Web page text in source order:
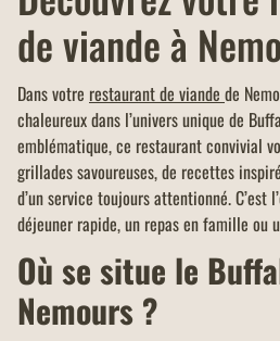
de viandeà
Dans votre restaurant de viande de
chaleureux dans l’univers unique de
emblématique, ce restaurant convivial
grillades savoureuses, de recettes
d’un service toujours attentionné. C’est
déjeuner rapide, un repas en famille ou
Où se situe le
Nemours ?